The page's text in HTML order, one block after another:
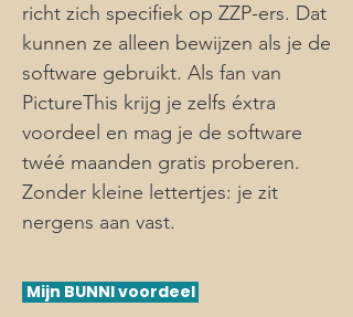
richt zich specifiek op ZZP-ers. Dat
kunnen ze alleen bewijzen als je de
software gebruikt. Als fan van
PictureThis krijg je zelfs éxtra
voordeel en mag je de software
twéé maanden gratis proberen.
Zonder kleine lettertjes: je zit
nergens aan vast.
Mijn BUNNI voordeel